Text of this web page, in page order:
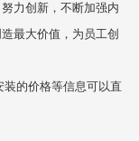
力创新，不断加强内
最大价值，为员工创
的价格等信息可以直